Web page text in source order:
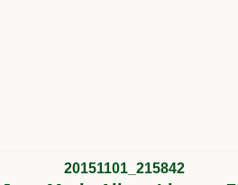
20151101_215842